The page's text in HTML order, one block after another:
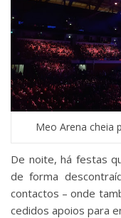
Meo Arena cheia
De noite, há festas
de forma
contactos – onde
cedidos apoios para